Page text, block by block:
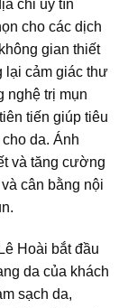
chỉ uy tín
cho các dịch
gian thiết
lại cảm giác thư
nghệ trị mụn
tiến giúp tiêu
da. Ánh
và tăng cường
cân bằng nội
Hoài bắt đầu
da của khách
sạch da,